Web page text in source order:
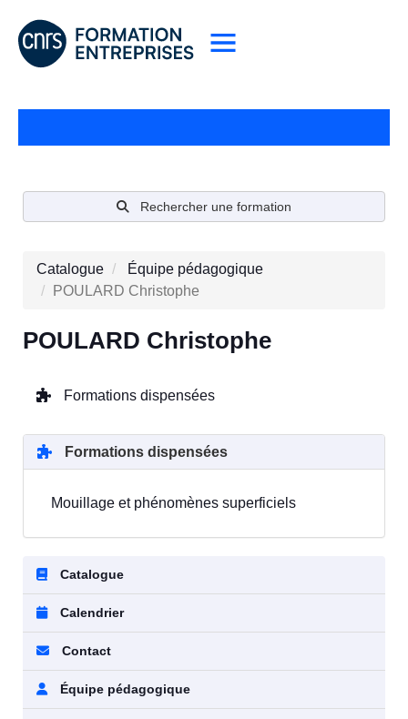
Rechercher une formation
Catalogue
Équipe pédagogique
POULARD Christophe
POULARD Christophe
Formations dispensées
Formations dispensées
Mouillage et phénomènes superficiels
Catalogue
Calendrier
Contact
Équipe pédagogique